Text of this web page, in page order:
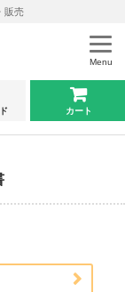
販売
カート
Menu